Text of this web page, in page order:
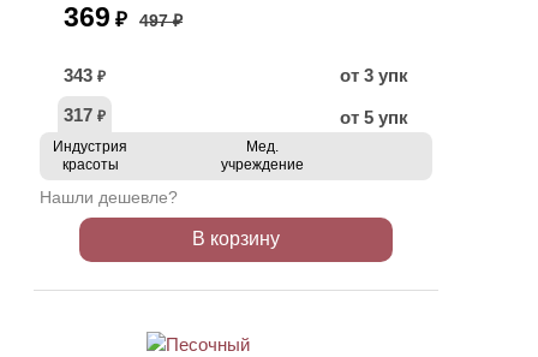
369 ₽ 497 ₽
343 ₽
от 3 упк
317 ₽ от 5 упк
Индустрия
красоты
Мед.
учреждение
Нашли дешевле?
В корзину